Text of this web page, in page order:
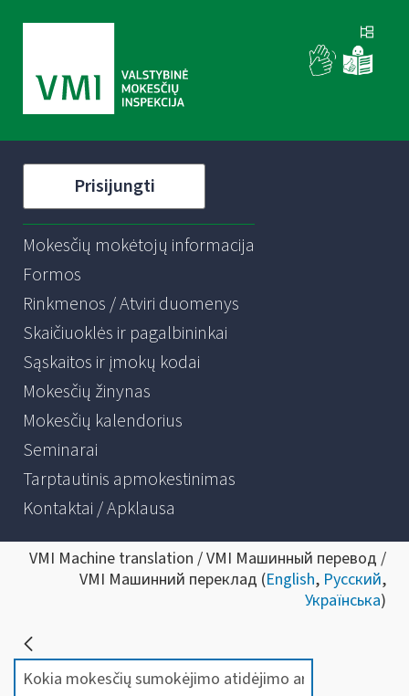
Prisijungti
Mokesčių mokėtojų informacija
Formos
Rinkmenos / Atviri duomenys
Skaičiuoklės ir pagalbininkai
Sąskaitos ir įmokų kodai
Mokesčių žinynas
Mokesčių kalendorius
Seminarai
Tarptautinis apmokestinimas
Kontaktai / Apklausa
VMI Machine translation / VMI Машинный перевод /
VMI Машинний переклад (English, Русский,
Українська)